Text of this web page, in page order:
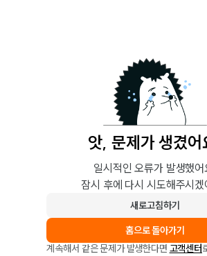
앗, 문제가 생겼어
일시적인 오류가 발생했어
잠시 후에 다시 시도해주시겠
새로고침하기
홈으로 돌아가기
계속해서 같은 문제가 발생한다면 고객센터